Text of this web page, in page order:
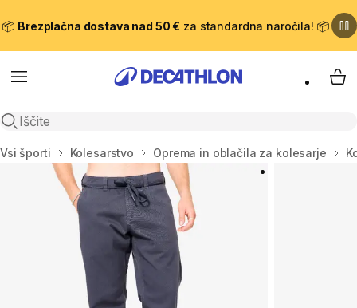
📦 Brezplačna dostava nad 50 € za standardna naročila! 📦
Meni
Odpri iskanje
Domov
Vsi športi Kolesarstvo Oprema in oblačila za kolesarje